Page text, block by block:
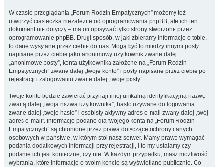
W czasie przeglądania „Forum Rodzin Empatycznych” możemy też
utworzyć ciasteczka niezależne od oprogramowania phpBB, ale ich ten
dokument nie dotyczy – ma on opisywać tylko strony stworzone przez
oprogramowanie phpBB. Drugi sposób, w jaki zbieramy informacje o tobie,
to dane wysyłane przez ciebie do nas. Mogą być to między innymi posty
napisane przez ciebie jako anonimowy użytkownik zwane dalej
„anonimowe posty”, konta użytkownika założone na „Forum Rodzin
Empatycznych” zwane dalej „twoje konto” i posty napisane przez ciebie po
rejestracji i zalogowaniu zwane dalej „twoje posty”.
Twoje konto będzie zawierać przynajmniej unikalną identyfikacyjną nazwę
zwaną dalej „twoja nazwa użytkownika”, hasło używane do logowania
zwane dalej „twoje hasło” i osobisty aktywny adres e-mail zwany dalej „twój
adres e-mail”. Informacje podane dla twojego konta na „Forum Rodzin
Empatycznych” są chronione przez prawa dotyczące ochrony danych
osobowych w państwie, w którym stoi nasz serwer. Mamy prawo wymagać
podania dodatkowych informacji przy rejestracji, i to my ustalamy czy
podanie ich jest konieczne, czy nie. W każdym przypadku, masz możliwość
wybrania, które informacje o twoim koncie są wyświetlane publicznie. Co